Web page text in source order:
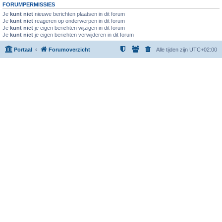
FORUMPERMISSIES
Je kunt niet nieuwe berichten plaatsen in dit forum
Je kunt niet reageren op onderwerpen in dit forum
Je kunt niet je eigen berichten wijzigen in dit forum
Je kunt niet je eigen berichten verwijderen in dit forum
Portaal Forumoverzicht Alle tijden zijn UTC+02:00